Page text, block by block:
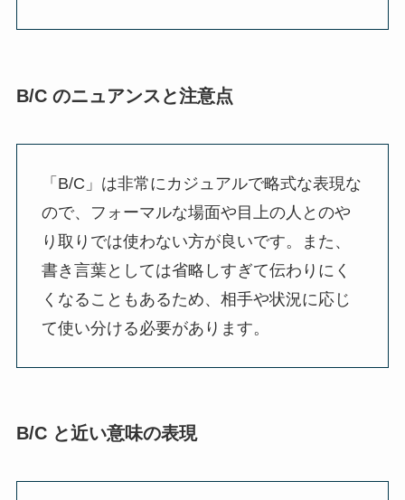
B/C のニュアンスと注意点
「B/C」は非常にカジュアルで略式な表現な
ので、フォーマルな場面や目上の人とのや
り取りでは使わない方が良いです。また、
書き言葉としては省略しすぎて伝わりにく
くなることもあるため、相手や状況に応じ
て使い分ける必要があります。
B/C と近い意味の表現